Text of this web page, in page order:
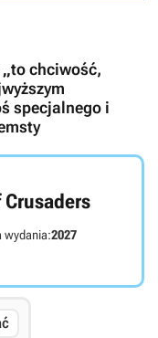
„to chciwość,
specjalnego i
wydania:2027